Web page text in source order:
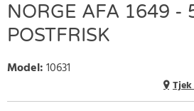
NORGE AFA 1649 -
POSTFRISK
Model:10631